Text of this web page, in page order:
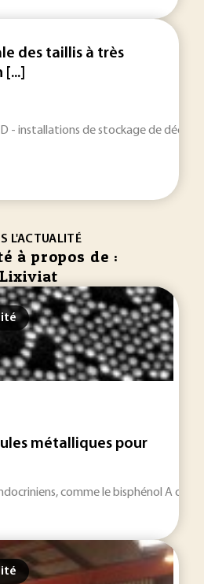
des taillis à très
- installations de stockage de
L'ACTUALITÉ
à propos de :
Lixiviat
métalliques pour
comme le bisphénol A ou